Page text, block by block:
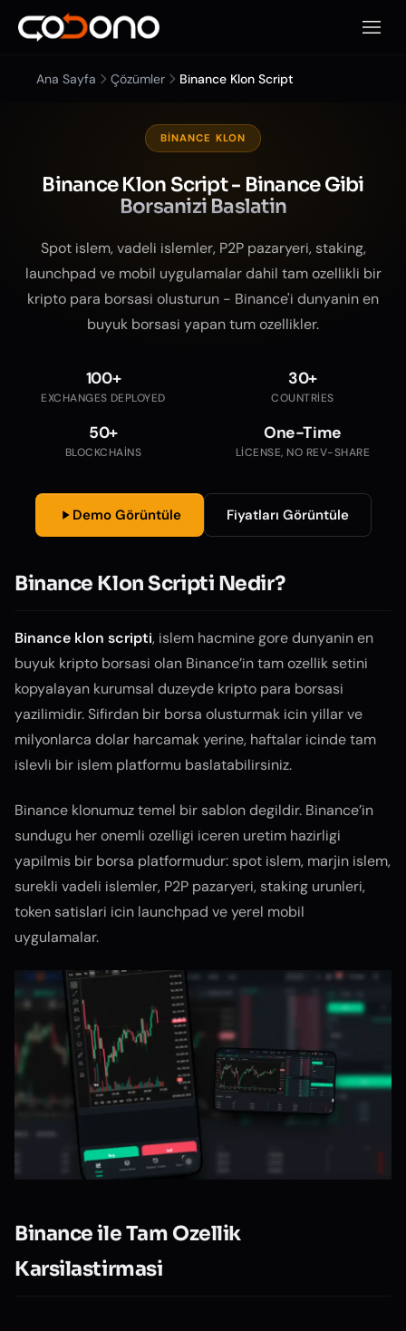
Mobil
Ana Sayfa Çözümler Binance Klon Script
BINANCE KLON
Binance Klon Script - Binance Gibi
Borsanizi Baslatin
Spot islem, vadeli islemler, P2P pazaryeri, staking,
launchpad ve mobil uygulamalar dahil tam ozellikli bir
kripto para borsasi olusturun - Binance'i dunyanin en
buyuk borsasi yapan tum ozellikler.
100+
EXCHANGES DEPLOYED
30+
COUNTRIES
50+
BLOCKCHAINS
One-Time
LICENSE, NO REV-SHARE
Demo Görüntüle Fiyatları Görüntüle
Binance Klon Scripti Nedir?
Binance klon scripti, islem hacmine gore dunyanin en
buyuk kripto borsasi olan Binance’in tam ozellik setini
kopyalayan kurumsal duzeyde kripto para borsasi
yazilimidir. Sifirdan bir borsa olusturmak icin yillar ve
milyonlarca dolar harcamak yerine, haftalar icinde tam
islevli bir islem platformu baslatabilirsiniz.
Binance klonumuz temel bir sablon degildir. Binance’in
sundugu her onemli ozelligi iceren uretim hazirligi
yapilmis bir borsa platformudur: spot islem, marjin islem,
surekli vadeli islemler, P2P pazaryeri, staking urunleri,
token satislari icin launchpad ve yerel mobil
uygulamalar.
Binance ile Tam Ozellik
Karsilastirmasi